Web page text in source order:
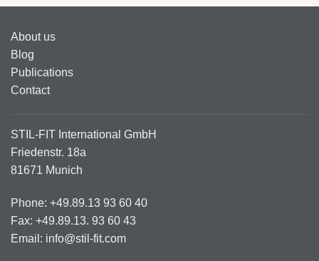
About us
Blog
Publications
Contact
STIL-FIT International GmbH
Friedenstr. 18a
81671 Munich
Phone: +49.89.13 93 60 40
Fax: +49.89.13. 93 60 43
Email: info@stil-fit.com